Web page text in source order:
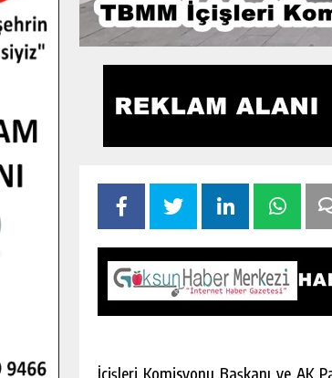
İçişleri Komisyonu Başkanı ve AK